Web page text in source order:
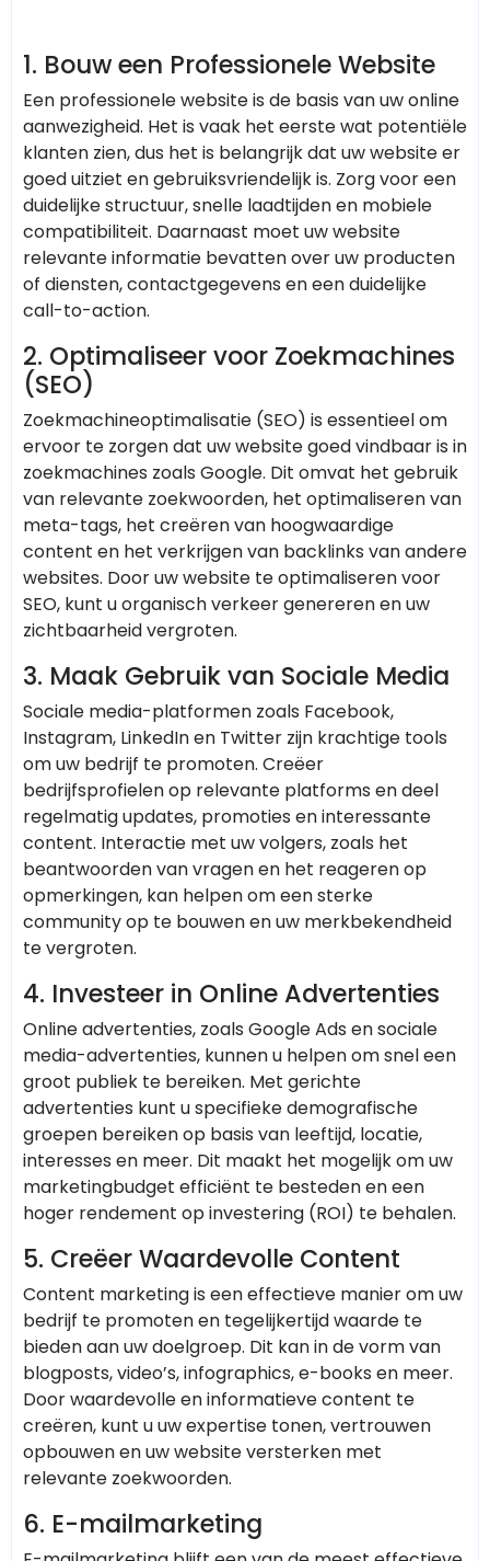
1. Bouw een Professionele Website
Een professionele website is de basis van uw online
aanwezigheid. Het is vaak het eerste wat potentiële
klanten zien, dus het is belangrijk dat uw website er
goed uitziet en gebruiksvriendelijk is. Zorg voor een
duidelijke structuur, snelle laadtijden en mobiele
compatibiliteit. Daarnaast moet uw website
relevante informatie bevatten over uw producten
of diensten, contactgegevens en een duidelijke
call-to-action.
2. Optimaliseer voor Zoekmachines
(SEO)
Zoekmachineoptimalisatie (SEO) is essentieel om
ervoor te zorgen dat uw website goed vindbaar is in
zoekmachines zoals Google. Dit omvat het gebruik
van relevante zoekwoorden, het optimaliseren van
meta-tags, het creëren van hoogwaardige
content en het verkrijgen van backlinks van andere
websites. Door uw website te optimaliseren voor
SEO, kunt u organisch verkeer genereren en uw
zichtbaarheid vergroten.
3. Maak Gebruik van Sociale Media
Sociale media-platformen zoals Facebook,
Instagram, LinkedIn en Twitter zijn krachtige tools
om uw bedrijf te promoten. Creëer
bedrijfsprofielen op relevante platforms en deel
regelmatig updates, promoties en interessante
content. Interactie met uw volgers, zoals het
beantwoorden van vragen en het reageren op
opmerkingen, kan helpen om een sterke
community op te bouwen en uw merkbekendheid
te vergroten.
4. Investeer in Online Advertenties
Online advertenties, zoals Google Ads en sociale
media-advertenties, kunnen u helpen om snel een
groot publiek te bereiken. Met gerichte
advertenties kunt u specifieke demografische
groepen bereiken op basis van leeftijd, locatie,
interesses en meer. Dit maakt het mogelijk om uw
marketingbudget efficiënt te besteden en een
hoger rendement op investering (ROI) te behalen.
5. Creëer Waardevolle Content
Content marketing is een effectieve manier om uw
bedrijf te promoten en tegelijkertijd waarde te
bieden aan uw doelgroep. Dit kan in de vorm van
blogposts, video’s, infographics, e-books en meer.
Door waardevolle en informatieve content te
creëren, kunt u uw expertise tonen, vertrouwen
opbouwen en uw website versterken met
relevante zoekwoorden.
6. E-mailmarketing